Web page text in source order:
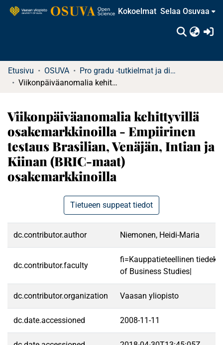
Kokoelmat Selaa Osuvaa
Etusivu OSUVA
Pro gradu -tutkielmat ja diplomityöt (rajattu saatavuus)
Viikonpäiväanomalia kehittyvillä osakemarkkinoilla - Empiirinen testaus Brasilian, Venäjän, Intian ja Kiinan (BRIC-maat) osakemarkkinoilla
Viikonpäiväanomalia kehittyvillä
osakemarkkinoilla - Empiirinen
testaus Brasilian, Venäjän, Intian ja
Kiinan (BRIC-maat)
osakemarkkinoilla
Tietueen suppeat tiedot
dc.contributor.author Niemonen, Heidi-Maria
dc.contributor.faculty
fi=Kauppatieteellinen
of Business Studies|
dc.contributor.organization Vaasan yliopisto
dc.date.accessioned 2008-11-11